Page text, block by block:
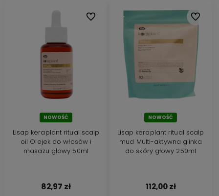
Z marką Lisap zadbasz okondycję swoich
włosów, nadasz im piękny i
długotrwały kolor
oraz stworzysz niepowtarzalne fryzury.
Jeśli szukasz marki, która oferuje całą gamę
produktów, zarówno do pielęgnacji,
stylizacji i koloryzacji włosów, to kosmetyki
Lisap będą idealnym wyborem.
Sprawdź naszą ofertę i znajdź idealne
NOWOŚĆ
Lisap keraplant ritual scalp
oil Olejek do włosów i
masażu głowy 50ml
82,97 zł
Do ulubionych
NOWOŚĆ
Lisap keraplant ritual scalp
mud Multi-aktywna glinka
do skóry głowy 250ml
112,00 zł
Do